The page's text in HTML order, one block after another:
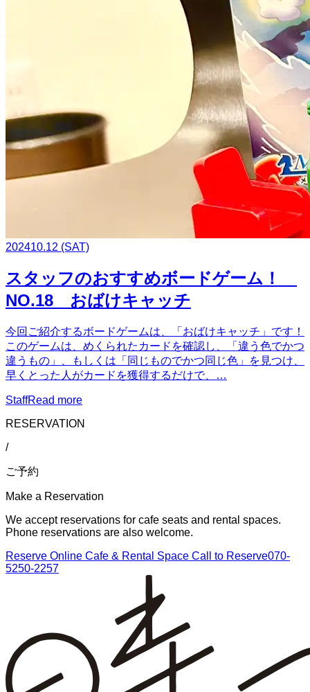
202410.12 (SAT)
スタッフのおすすめボードゲーム！
NO.18 おばけキャッチ
今回ご紹介するボードゲームは、「おばけキャッチ」です！
このゲームは、めくられたカードを確認し、「違う色でかつ
違うもの」、もしくは「同じものでかつ同じ色」を見つけ、
早くとった人がカードを獲得するだけで、…
StaffRead more
RESERVATION
/
ご予約
Make a Reservation
We accept reservations for cafe seats and rental spaces.
Phone reservations are also welcome.
Reserve Online Cafe & Rental Space Call to Reserve070-
5250-2257